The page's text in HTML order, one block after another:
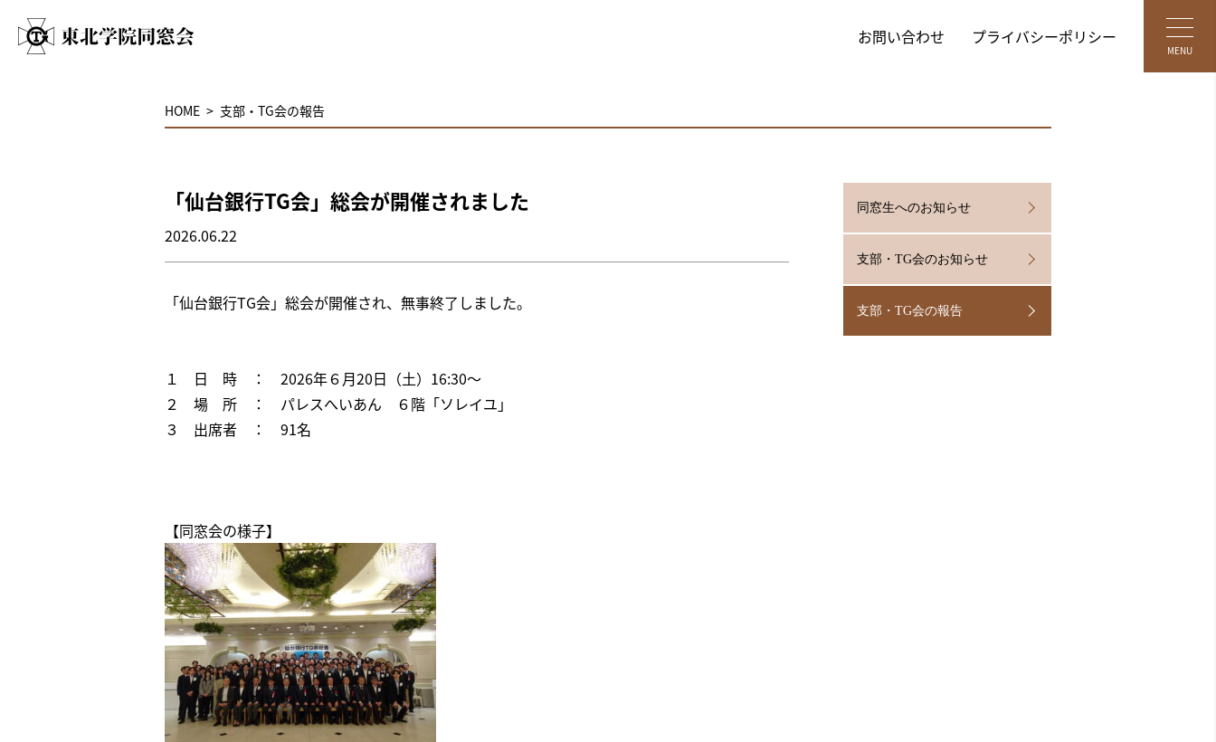
お問い合わせ プライバシーポリシー
MENU
HOME 支部・TG会の報告
「仙台銀行TG会」総会が開催されました
2026.06.22
「仙台銀行TG会」総会が開催され、無事終了しました。
１ 日 時 ： 2026年６月20日（土）16:30～
２ 場 所 ： パレスへいあん ６階「ソレイユ」
３ 出席者 ： 91名
【同窓会の様子】
同窓生へのお知らせ
支部・TG会のお知らせ
支部・TG会の報告